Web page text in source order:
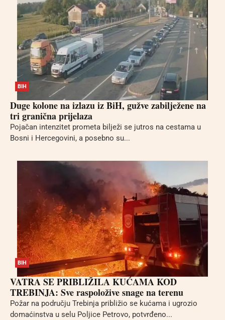
BIH
Duge kolone na izlazu iz BiH, gužve zabilježene na
tri granična prijelaza
Pojačan intenzitet prometa bilježi se jutros na cestama u
Bosni i Hercegovini, a posebno su...
BIH
VATRA SE PRIBLIŽILA KUĆAMA KOD
TREBINJA: Sve raspoložive snage na terenu
Požar na području Trebinja približio se kućama i ugrozio
domaćinstva u selu Poljice Petrovo, potvrđeno...